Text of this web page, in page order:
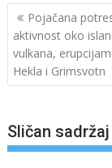
Navigacija
objava
Pojačana
aktivnost oko
vulkana,
Hekla i Grimsvotn
Sličan sadržaj